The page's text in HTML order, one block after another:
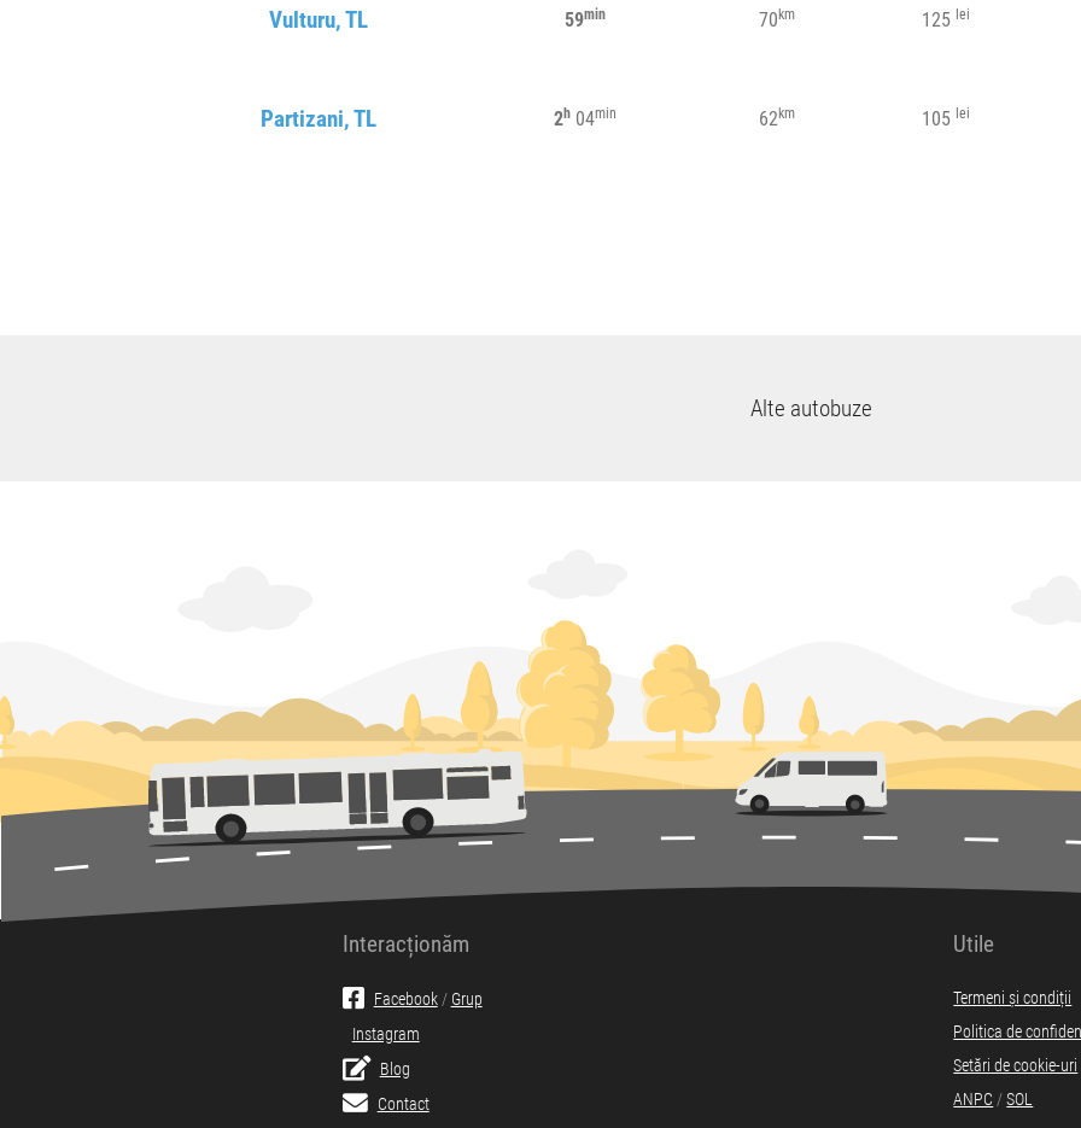
Vulturu, TL 59min 70 km 125 lei
Partizani, TL 2h 04min 62km 105 lei
Alte autobuze
Interacționăm
Facebook/ Grup
Instagram
Blog
Contact
Utile
Termeni și condiții
Politica de
Setări de cookie-uri
ANPC /SOL